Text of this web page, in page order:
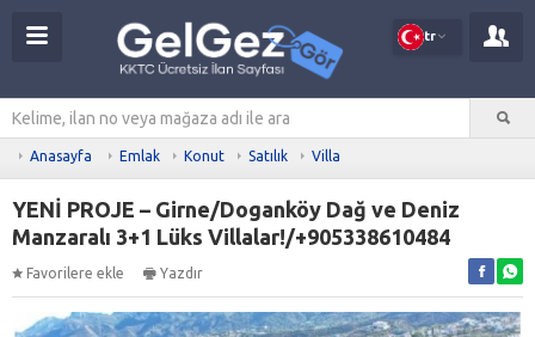
tr
Anasayfa Emlak Konut Satılık Villa
YENİ PROJE – Girne/Doganköy Dağ ve Deniz
Manzaralı 3+1 Lüks Villalar!/+905338610484
Favorilere ekle Yazdır